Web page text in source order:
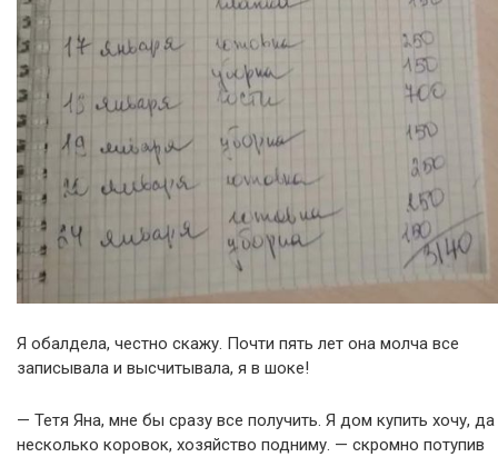
Я обалдела, честно скажу. Почти пять лет она молча все
записывала и высчитывала, я в шоке!
— Тетя Яна, мне бы сразу все получить. Я дом купить хочу, да
несколько коровок, хозяйство подниму. — скромно потупив